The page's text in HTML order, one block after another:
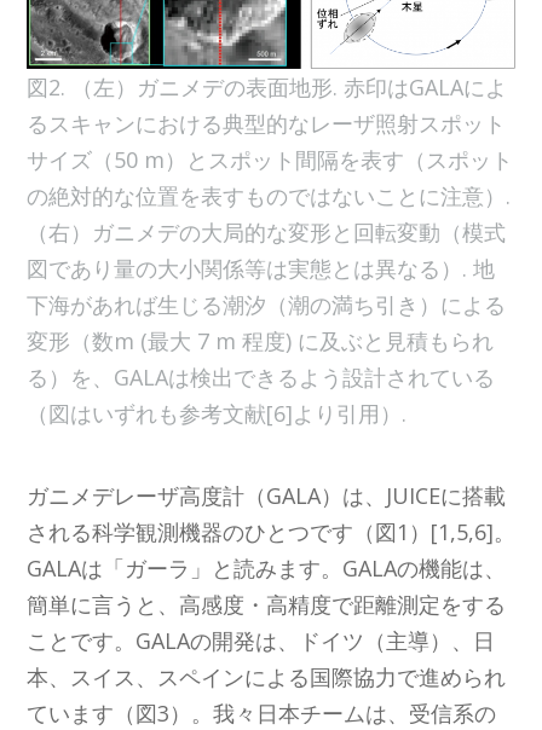
図2. （左）ガニメデの表面地形. 赤印はGALAによ
るスキャンにおける典型的なレーザ照射スポット
サイズ（50 m）とスポット間隔を表す（スポット
の絶対的な位置を表すものではないことに注意）.
（右）ガニメデの大局的な変形と回転変動（模式
図であり量の大小関係等は実態とは異なる）. 地
下海があれば生じる潮汐（潮の満ち引き）による
変形（数m (最大 7 m 程度) に及ぶと見積もられ
る）を、GALAは検出できるよう設計されている
（図はいずれも参考文献[6]より引用）.
ガニメデレーザ高度計（GALA）は、JUICEに搭載
される科学観測機器のひとつです（図1）[1,5,6]。
GALAは「ガーラ」と読みます。GALAの機能は、
簡単に言うと、高感度・高精度で距離測定をする
ことです。GALAの開発は、ドイツ（主導）、日
本、スイス、スペインによる国際協力で進められ
ています（図3）。我々日本チームは、受信系の